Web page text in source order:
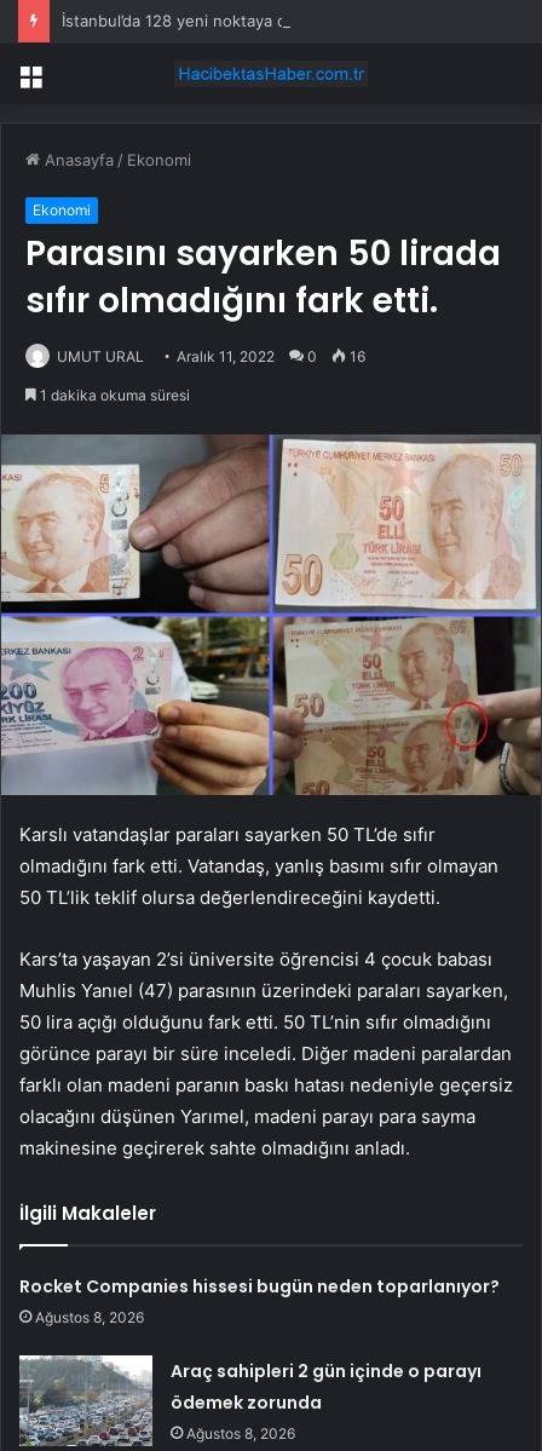
İstanbul’da 128 yeni noktaya daha EDS geliyor
Menü
Anasayfa / Ekonomi
Ekonomi
Parasını sayarken 50 lirada
sıfır olmadığını fark etti.
UMUT URAL Aralık 11, 2022 0 16
1 dakika okuma süresi
Karslı vatandaşlar paraları sayarken 50 TL’de sıfır
olmadığını fark etti. Vatandaş, yanlış basımı sıfır olmayan
50 TL’lik teklif olursa değerlendireceğini kaydetti.
Kars’ta yaşayan 2’si üniversite öğrencisi 4 çocuk babası
Muhlis Yanıel (47) parasının üzerindeki paraları sayarken,
50 lira açığı olduğunu fark etti. 50 TL’nin sıfır olmadığını
görünce parayı bir süre inceledi. Diğer madeni paralardan
farklı olan madeni paranın baskı hatası nedeniyle geçersiz
olacağını düşünen Yarımel, madeni parayı para sayma
makinesine geçirerek sahte olmadığını anladı.
İlgili Makaleler
Rocket Companies hissesi bugün neden toparlanıyor?
Ağustos 8, 2026
Araç sahipleri 2 gün içinde o parayı
ödemek zorunda
Ağustos 8, 2026